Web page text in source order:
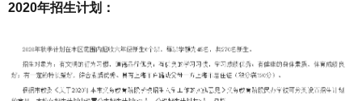
2020年招生计划：